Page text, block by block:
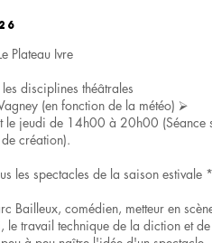
Plateau Ivre
disciplines théâtrales
(en fonction de la météo) ⮚
jeudi de 14h00 à 20h00 (Séance
création).
les spectacles de la saison estivale *
Bailleux, comédien, metteur en
travail technique de la diction et